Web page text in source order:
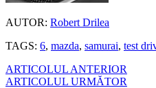
AUTOR: Robert Drilea
TAGS: 6, mazda, samurai, test
ARTICOLUL ANTERIOR
ARTICOLUL URMĂTOR